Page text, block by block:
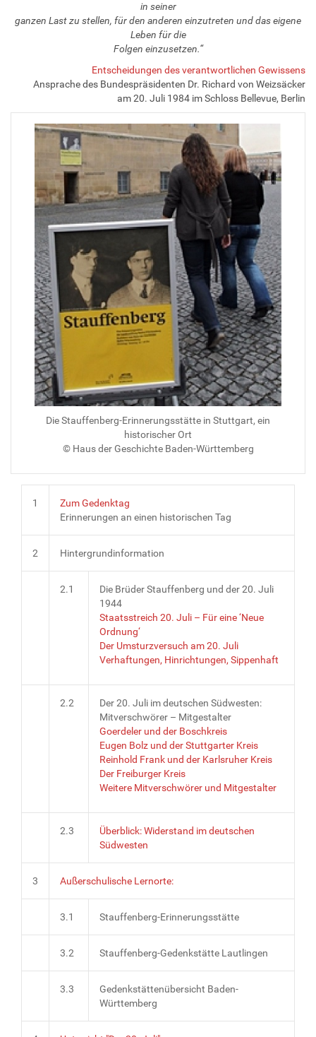
in seiner
ganzen Last zu stellen, für den anderen einzutreten und das eigene
Leben für die
Folgen einzusetzen.“
Entscheidungen des verantwortlichen Gewissens
Ansprache des Bundespräsidenten Dr. Richard von Weizsäcker
am 20. Juli 1984 im Schloss Bellevue, Berlin
Die Stauffenberg-Erinnerungsstätte in Stuttgart, ein
historischer Ort
© Haus der Geschichte Baden-Württemberg
1
Zum Gedenktag
Erinnerungen an einen historischen Tag
2 Hintergrundinformation
2.1
Die Brüder Stauffenberg und der 20. Juli
1944
Staatsstreich 20. Juli – Für eine ‘Neue
Ordnung‘
Der Umsturzversuch am 20. Juli
Verhaftungen, Hinrichtungen, Sippenhaft
2.2
Der 20. Juli im deutschen Südwesten:
Mitverschwörer – Mitgestalter
Goerdeler und der Boschkreis
Eugen Bolz und der Stuttgarter Kreis
Reinhold Frank und der Karlsruher Kreis
Der Freiburger Kreis
Weitere Mitverschwörer und Mitgestalter
2.3
Überblick: Widerstand im deutschen
Südwesten
3 Außerschulische Lernorte:
3.1 Stauffenberg-Erinnerungsstätte
3.2 Stauffenberg-Gedenkstätte Lautlingen
3.3
Gedenkstättenübersicht Baden-
Württemberg